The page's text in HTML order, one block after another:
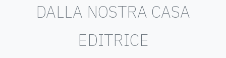
DALLA NOSTRA CASA
EDITRICE